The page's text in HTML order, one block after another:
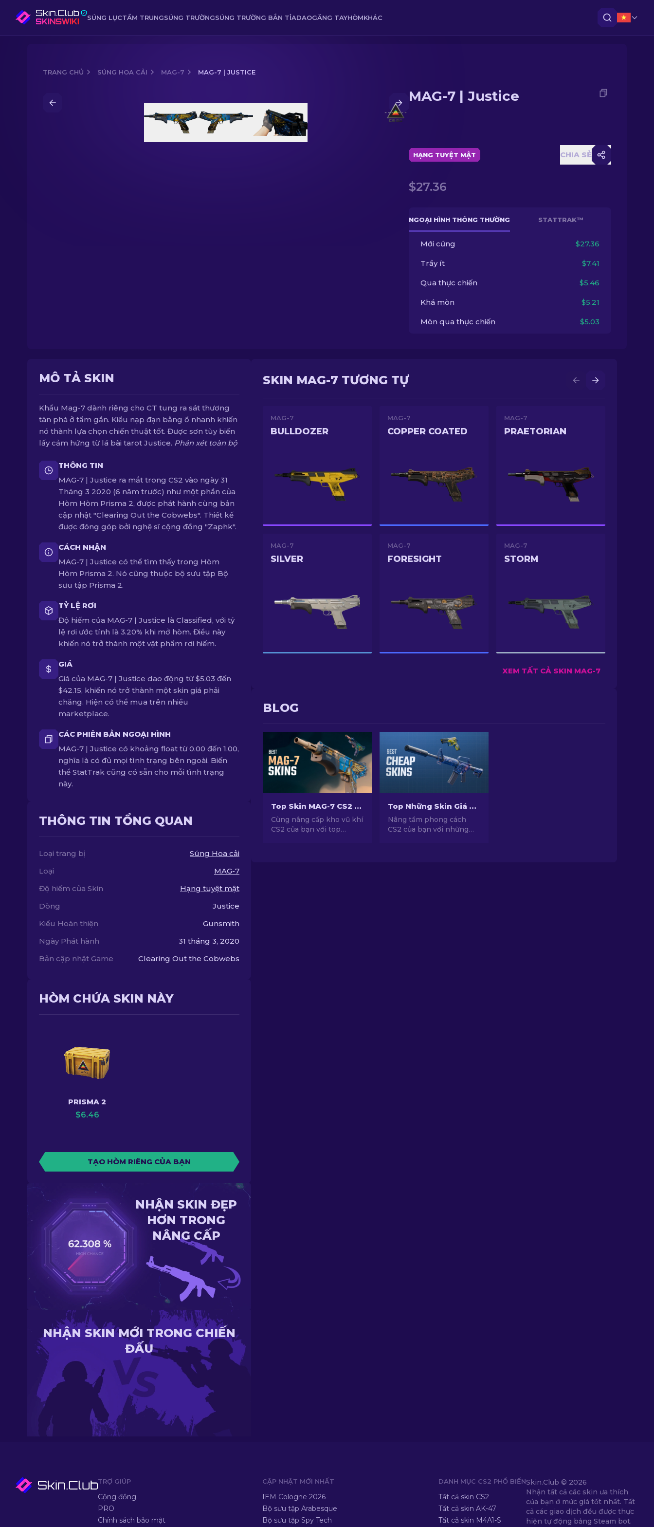
SÚNG LỤCTẦM TRUNGSÚNG TRƯỜNGSÚNG TRƯỜNG BẮN TỈADAOGĂNG TAYHÒMKHÁC
TRANG CHỦ SÚNG HOA CẢI MAG-7 MAG-7 | JUSTICE
MAG-7 | Justice
HẠNG TUYỆT MẬT CHIA SẺ
$27.36
NGOẠI HÌNH THÔNG THƯỜNG STATTRAK™
Mới cứng $27.36
Trầy ít $7.41
Qua thực chiến $5.46
Khá mòn $5.21
Mòn qua thực chiến $5.03
MÔ TẢ SKIN
Khẩu Mag-7 dành riêng cho CT tung ra sát thương
tàn phá ở tầm gần. Kiểu nạp đạn bằng ổ nhanh khiến
nó thành lựa chọn chiến thuật tốt. Được sơn tùy biến
lấy cảm hứng từ lá bài tarot Justice. Phán xét toàn bộ
THÔNG TIN
MAG-7 | Justice ra mắt trong CS2 vào ngày 31
Tháng 3 2020 (6 năm trước) như một phần của
Hòm Hòm Prisma 2, được phát hành cùng bản
cập nhật "Clearing Out the Cobwebs". Thiết kế
được đóng góp bởi nghệ sĩ cộng đồng "Zaphk".
CÁCH NHẬN
MAG-7 | Justice có thể tìm thấy trong Hòm
Hòm Prisma 2. Nó cũng thuộc bộ sưu tập Bộ
sưu tập Prisma 2.
TỶ LỆ RƠI
Độ hiếm của MAG-7 | Justice là Classified, với tỷ
lệ rơi ước tính là 3.20% khi mở hòm. Điều này
khiến nó trở thành một vật phẩm rơi hiếm.
GIÁ
Giá của MAG-7 | Justice dao động từ $5.03 đến
$42.15, khiến nó trở thành một skin giá phải
chăng. Hiện có thể mua trên nhiều
marketplace.
CÁC PHIÊN BẢN NGOẠI HÌNH
MAG-7 | Justice có khoảng float từ 0.00 đến 1.00,
nghĩa là có đủ mọi tình trạng bên ngoài. Biến
thể StatTrak cũng có sẵn cho mỗi tình trạng
này.
THÔNG TIN TỔNG QUAN
Loại trang bị
Súng Hoa cải
Loại
MAG-7
Độ hiếm của Skin
Hạng tuyệt mật
Dòng
Justice
Kiểu Hoàn thiện
Gunsmith
Ngày Phát hành
31 tháng 3, 2020
Bản cập nhật Game
Clearing Out the Cobwebs
HÒM CHỨA SKIN NÀY
PRISMA 2
$6.46
TẠO HÒM RIÊNG CỦA BẠN
NHẬN SKIN ĐẸP
HƠN TRONG
NÂNG CẤP
NHẬN SKIN MỚI TRONG CHIẾN
ĐẤU
SKIN MAG-7 TƯƠNG TỰ
MAG-7
BULLDOZER
MAG-7
COPPER COATED
MAG-7
PRAETORIAN
MAG-7
SILVER
MAG-7
FORESIGHT
MAG-7
STORM
XEM TẤT CẢ SKIN MAG-7
BLOG
Top Skin MAG-7 CS2 Cho Mọi Ngân Sách
Cùng nâng cấp kho vũ khí
CS2 của bạn với top
Top Những Skin Giá Rẻ Hàng Đầu Trong CS2 [2026]
Nâng tầm phong cách
CS2 của bạn với những
TRỢ GIÚP
Cộng đồng
PRO
Chính sách bảo mật
CẬP NHẬT MỚI NHẤT
IEM Cologne 2026
Bộ sưu tập Arabesque
Bộ sưu tập Spy Tech
DANH MỤC CS2 PHỔ BIẾN
Tất cả skin CS2
Tất cả skin AK-47
Tất cả skin M4A1-S
Skin.Club © 2026
Nhận tất cả các skin ưa thích
của bạn ở mức giá tốt nhất. Tất
cả các giao dịch đều được thực
hiện tự động bằng Steam bot.